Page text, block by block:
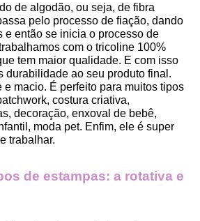
de algodão, ou seja, de fibra
pelo processo de fiação, dando
e então se inicia o processo de
com o tricoline 100%
tem maior qualidade. E com isso
durabilidade ao seu produto final.
e macio. É perfeito para muitos tipos
costura criativa,
decoração, enxoval de bebê,
moda pet. Enfim, ele é super
trabalhar.
de estampas: a rotativa e